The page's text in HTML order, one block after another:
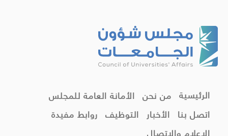
الرئيسية من نحن الأمانة العامة للمجلس
اتصل بنا الأخبار التوظيف روابط مفيدة
الإعلام والاتصال